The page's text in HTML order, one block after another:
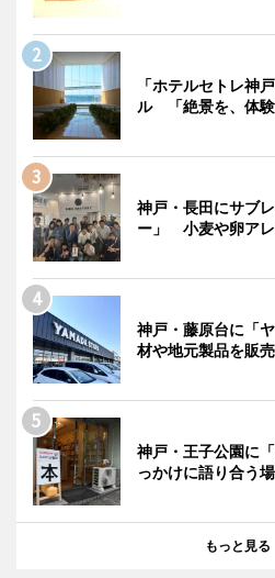
「ホテルセトレ神
ル 「絶景を、体
神戸・長田にサブ
ー」 小麦や卵ア
神戸・藤原台に「
材や地元製品を販売
神戸・王子公園に
っかけに語り合う
もっと見る